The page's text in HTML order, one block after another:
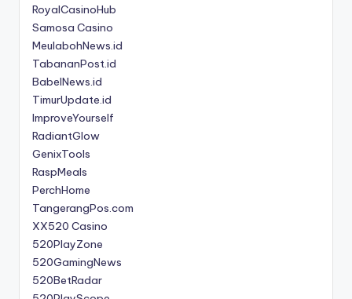
RoyalCasinoHub
Samosa Casino
MeulabohNews.id
TabananPost.id
BabelNews.id
TimurUpdate.id
ImproveYourself
RadiantGlow
GenixTools
RaspMeals
PerchHome
TangerangPos.com
XX520 Casino
520PlayZone
520GamingNews
520BetRadar